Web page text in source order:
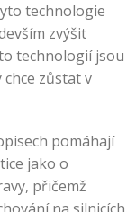
technologie
zvýšit
technologií jsou
zůstat v
pomáhají
jako o
přičemž